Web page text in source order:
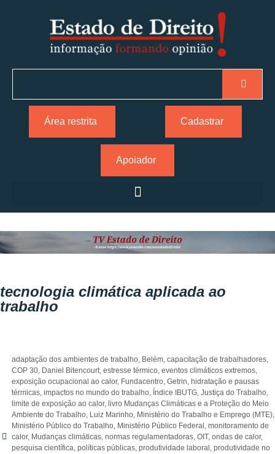
Área restrita Cadastrar
Apoiador
tecnologia climática aplicada ao
trabalho
adaptação dos ambientes de trabalho, Belém, capacitação de trabalhadores,
COP 30, Daniel Bitencourt, estresse térmico, eventos climáticos extremos,
exposição ocupacional ao calor, Fundacentro, Getrin, hidratação e pausas
térmicas, impactos no mundo do trabalho, Índice IBUTG, Justiça do Trabalho,
limite de exposição ao calor, livro Mudanças Climáticas e a Proteção do Meio
Ambiente do Trabalho, Luiz Marinho, Ministério do Trabalho e Emprego (MTE),
Ministério Público do Trabalho, Ministério Público Federal , monitoramento de
calor, Mudanças climáticas, normas regulamentadoras, OIT, ondas de calor,
pesquisa científica, políticas públicas, produtividade laboral , produtividade no